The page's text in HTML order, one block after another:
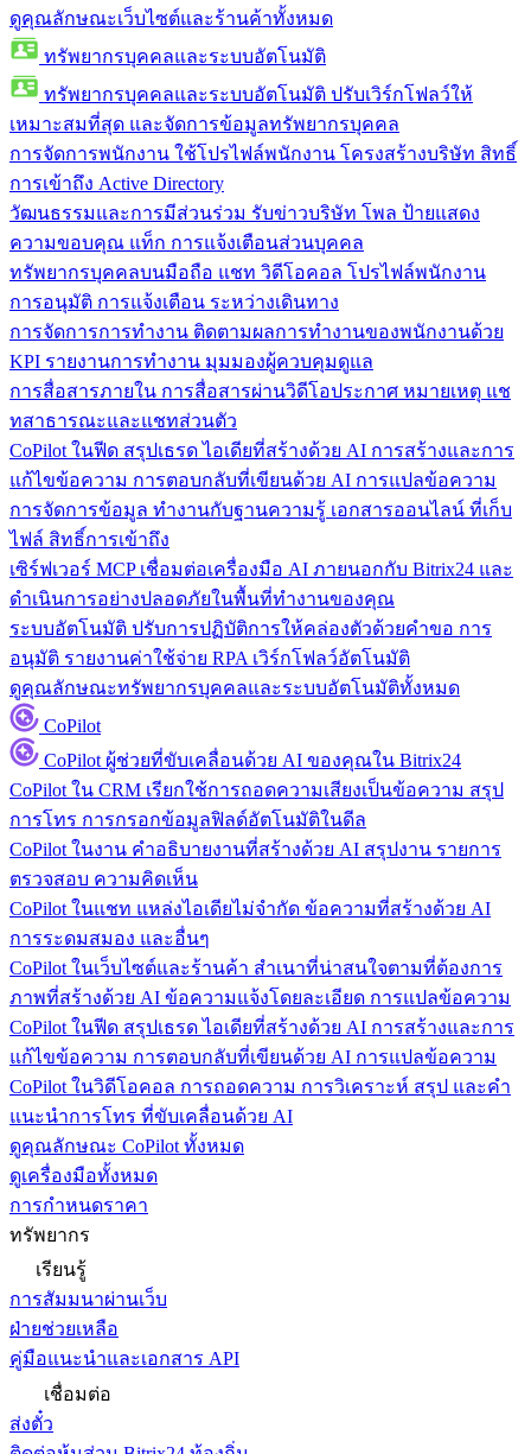
ดูคุณลักษณะเว็บไซต์และร้านค้าทั้งหมด
ทรัพยากรบุคคลและระบบอัตโนมัติ
ทรัพยากรบุคคลและระบบอัตโนมัติ ปรับเวิร์กโฟลว์ให้
เหมาะสมที่สุด และจัดการข้อมูลทรัพยากรบุคคล
การจัดการพนักงาน ใช้โปรไฟล์พนักงาน โครงสร้างบริษัท สิทธิ์
การเข้าถึง Active Directory
วัฒนธรรมและการมีส่วนร่วม รับข่าวบริษัท โพล ป้ายแสดง
ความขอบคุณ แท็ก การแจ้งเตือนส่วนบุคคล
ทรัพยากรบุคคลบนมือถือ แชท วิดีโอคอล โปรไฟล์พนักงาน
การอนุมัติ การแจ้งเตือน ระหว่างเดินทาง
การจัดการการทำงาน ติดตามผลการทำงานของพนักงานด้วย
KPI รายงานการทำงาน มุมมองผู้ควบคุมดูแล
การสื่อสารภายใน การสื่อสารผ่านวิดีโอประกาศ หมายเหตุ แช
ทสาธารณะและแชทส่วนตัว
CoPilot ในฟีด สรุปเธรด ไอเดียที่สร้างด้วย AI การสร้างและการ
แก้ไขข้อความ การตอบกลับที่เขียนด้วย AI การแปลข้อความ
การจัดการข้อมูล ทำงานกับฐานความรู้ เอกสารออนไลน์ ที่เก็บ
ไฟล์ สิทธิ์การเข้าถึง
เซิร์ฟเวอร์ MCP เชื่อมต่อเครื่องมือ AI ภายนอกกับ Bitrix24 และ
ดำเนินการอย่างปลอดภัยในพื้นที่ทำงานของคุณ
ระบบอัตโนมัติ ปรับการปฏิบัติการให้คล่องตัวด้วยคำขอ การ
อนุมัติ รายงานค่าใช้จ่าย RPA เวิร์กโฟลว์อัตโนมัติ
ดูคุณลักษณะทรัพยากรบุคคลและระบบอัตโนมัติทั้งหมด
CoPilot
CoPilot ผู้ช่วยที่ขับเคลื่อนด้วย AI ของคุณใน Bitrix24
CoPilot ใน CRM เรียกใช้การถอดความเสียงเป็นข้อความ สรุป
การโทร การกรอกข้อมูลฟิลด์อัตโนมัติในดีล
CoPilot ในงาน คำอธิบายงานที่สร้างด้วย AI สรุปงาน รายการ
ตรวจสอบ ความคิดเห็น
CoPilot ในแชท แหล่งไอเดียไม่จำกัด ข้อความที่สร้างด้วย AI
การระดมสมอง และอื่นๆ
CoPilot ในเว็บไซต์และร้านค้า สำเนาที่น่าสนใจตามที่ต้องการ
ภาพที่สร้างด้วย AI ข้อความแจ้งโดยละเอียด การแปลข้อความ
CoPilot ในฟีด สรุปเธรด ไอเดียที่สร้างด้วย AI การสร้างและการ
แก้ไขข้อความ การตอบกลับที่เขียนด้วย AI การแปลข้อความ
CoPilot ในวิดีโอคอล การถอดความ การวิเคราะห์ สรุป และคำ
แนะนำการโทร ที่ขับเคลื่อนด้วย AI
ดูคุณลักษณะ CoPilot ทั้งหมด
ดูเครื่องมือทั้งหมด
การกำหนดราคา
ทรัพยากร
เรียนรู้
การสัมมนาผ่านเว็บ
ฝ่ายช่วยเหลือ
คู่มือแนะนำและเอกสาร API
เชื่อมต่อ
ส่งตั๋ว